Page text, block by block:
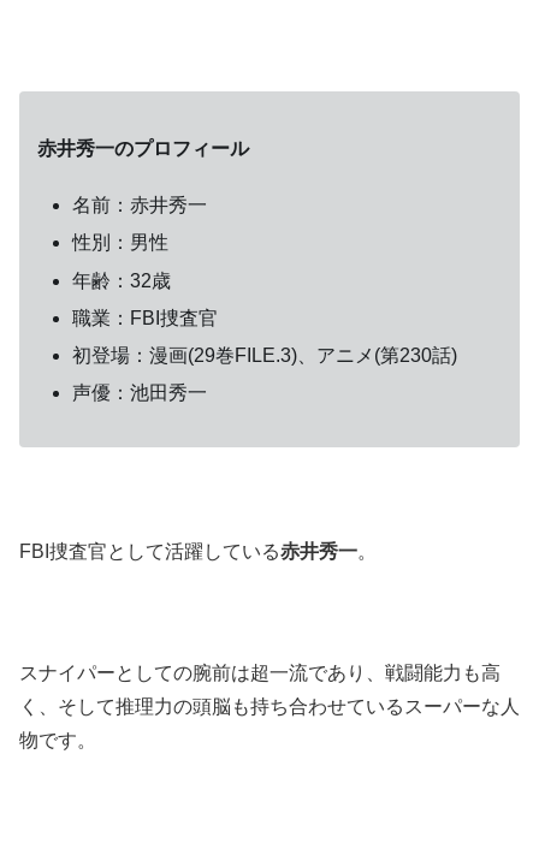
赤井秀一のプロフィール
名前：赤井秀一
性別：男性
年齢：32歳
職業：FBI捜査官
初登場：漫画(29巻FILE.3)、アニメ(第230話)
声優：池田秀一
FBI捜査官として活躍している赤井秀一。
スナイパーとしての腕前は超一流であり、戦闘能力も高
く、そして推理力の頭脳も持ち合わせているスーパーな人
物です。